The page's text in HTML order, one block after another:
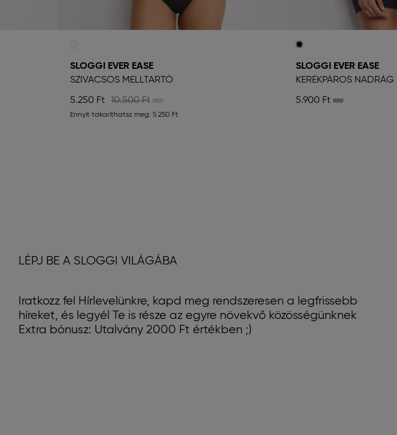
SLOGGI EVER EASE
SZIVACSOS MELLTARTÓ
5.250 Ft 10.500 Ft
Ennyit takaríthatsz meg: 5.250 Ft
SLOGGI EVER EASE
KERÉKPÁROS NADRÁG
5.900 Ft
LÉPJ BE A SLOGGI VILÁGÁBA
Iratkozz fel Hírlevelünkre, kapd meg rendszeresen a legfrissebb
híreket, és legyél Te is része az egyre növekvő közösségünknek
Extra bónusz: Utalvány 2000 Ft értékben ;)